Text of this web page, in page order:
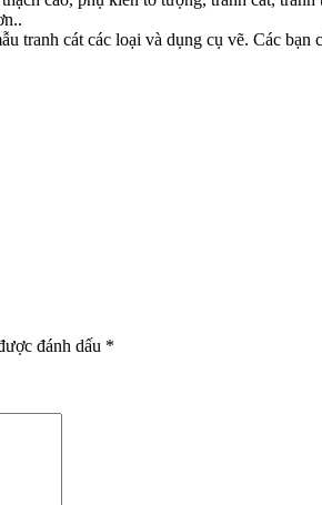
tranh cát các loại và dụng cụ vẽ. Các
đánh dấu *